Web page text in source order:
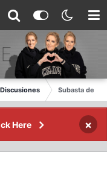
Subasta de
Here ×